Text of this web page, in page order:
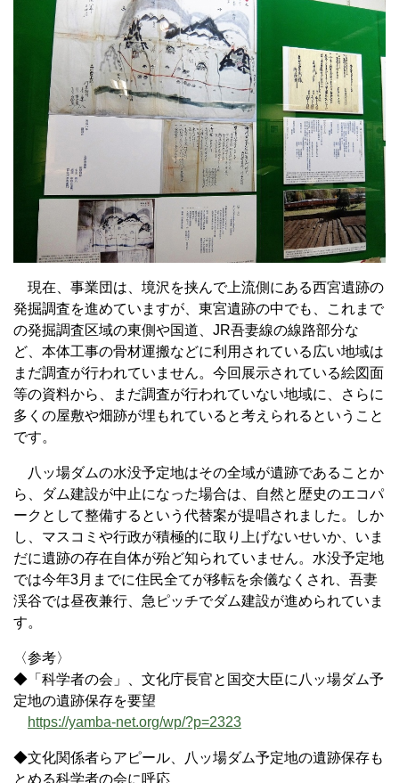
現在、事業団は、境沢を挟んで上流側にある西宮遺跡の
発掘調査を進めていますが、東宮遺跡の中でも、これまで
の発掘調査区域の東側や国道、JR吾妻線の線路部分な
ど、本体工事の骨材運搬などに利用されている広い地域は
まだ調査が行われていません。今回展示されている絵図面
等の資料から、まだ調査が行われていない地域に、さらに
多くの屋敷や畑跡が埋もれていると考えられるということ
です。
八ッ場ダムの水没予定地はその全域が遺跡であることか
ら、ダム建設が中止になった場合は、自然と歴史のエコパ
ークとして整備するという代替案が提唱されました。しか
し、マスコミや行政が積極的に取り上げないせいか、いま
だに遺跡の存在自体が殆ど知られていません。水没予定地
では今年3月までに住民全てが移転を余儀なくされ、吾妻
渓谷では昼夜兼行、急ピッチでダム建設が進められていま
す。
〈参考〉
◆「科学者の会」、文化庁長官と国交大臣に八ッ場ダム予
定地の遺跡保存を要望
https://yamba-net.org/wp/?p=2323
◆文化関係者らアピール、八ッ場ダム予定地の遺跡保存も
とめる科学者の会に呼応